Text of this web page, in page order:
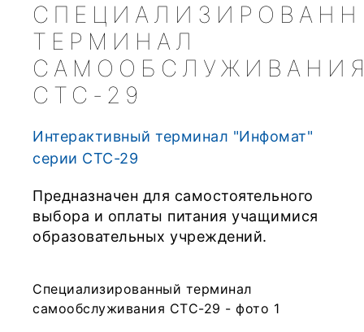
ТЕРМИНАЛ
СТС-29
Интерактивный терминал "Инфомат"
серии СТС-29
Предназначен для самостоятельного
выбора и оплаты питания учащимися
образовательных учреждений.